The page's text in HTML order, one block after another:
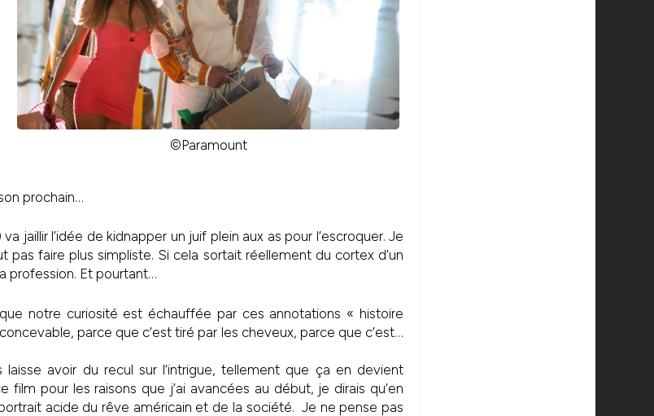
©Paramount
prochain…
jaillir l’idée de kidnapper un juif plein aux as pour l’escroquer. Je
pas faire plus simpliste. Si cela sortait réellement du cortex d’un
profession. Et pourtant…
notre curiosité est échauffée par ces annotations « histoire
parce que c’est tiré par les cheveux, parce que c’est…
avoir du recul sur l’intrigue, tellement que ça en devient
film pour les raisons que j’ai avancées au début, je dirais qu’en
acide du rêve américain et de la société. Je ne pense pas